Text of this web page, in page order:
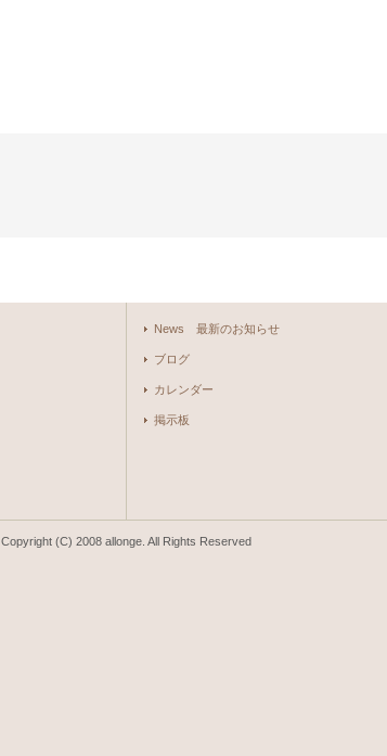
News 最新のお知らせ
ブログ
カレンダー
掲示板
Copyright (C) 2008 allonge. All Rights Reserved